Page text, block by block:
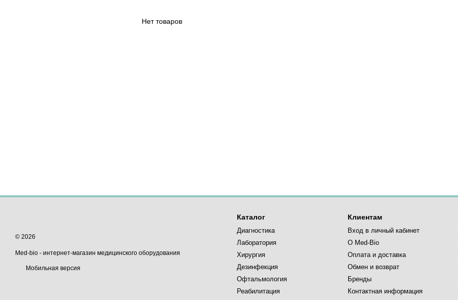
Нет товаров
© 2026
Med-bio - интернет-магазин медицинского оборудования
Мобильная версия
Каталог
Диагностика
Лаборатория
Хирургия
Дезинфекция
Офтальмология
Реабилитация
Клиентам
Вход в личный кабинет
О Med-Bio
Оплата и доставка
Обмен и возврат
Бренды
Контактная информация